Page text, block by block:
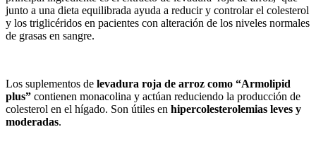
junto a una dieta equilibrada ayuda a reducir y controlar el colesterol
y los triglicéridos en pacientes con alteración de los niveles normales
de grasas en sangre.
Los suplementos de levadura roja de arroz como “Armolipid
plus” contienen monacolina y actúan reduciendo la producción de
colesterol en el hígado. Son útiles en hipercolesterolemias leves y
moderadas.